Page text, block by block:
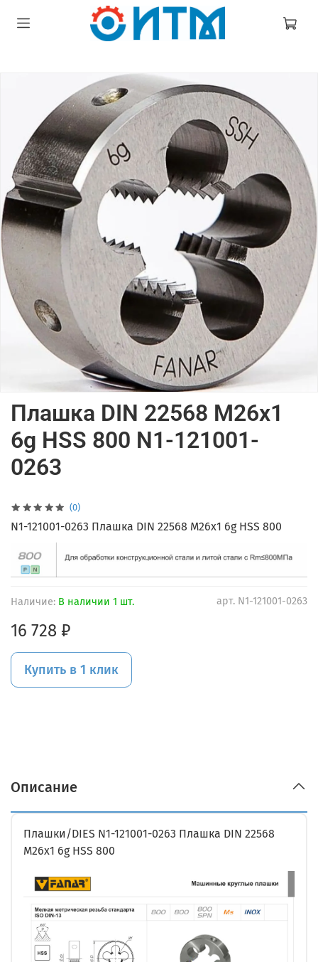
(0)
арт. N1-121001-0263
Наличие: В наличии 1 шт.
Плашка DIN 22568 M26x1
6g HSS 800 N1-121001-
0263
16 728 ₽
Купить в 1 клик
N1-121001-0263 Плашка DIN 22568 M26x1 6g HSS 800
Описание
Плашки/DIES N1-121001-0263 Плашка DIN 22568
M26x1 6g HSS 800